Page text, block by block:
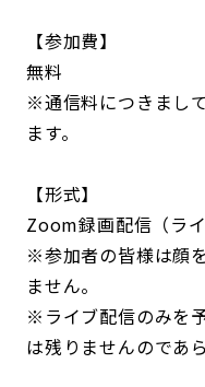
【参加費】
無料
※通信料につきまし
ます。
【形式】
Zoom録画配信（ライ
※参加者の皆様は顔
ません。
※ライブ配信のみを
は残りませんのであ